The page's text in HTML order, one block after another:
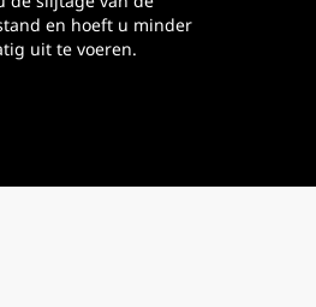
en hoeft u minder
uit te voeren.